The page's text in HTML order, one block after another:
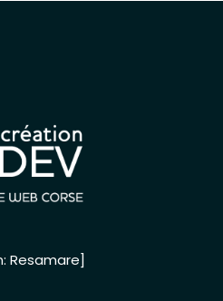
Resamare]